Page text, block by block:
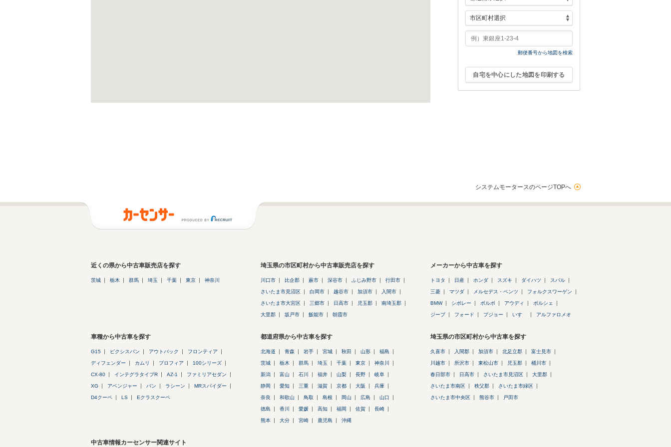
郵便番号から地図を検索
自宅を中心にした地図を印刷する
システムモータースのページTOPへ
近くの県から中古車販売店を探す
茨城 栃木 群馬 埼玉 千葉 東京 神奈川
埼玉県の市区町村から中古車販売店を探す
川口市 比企郡 蕨市 深谷市 ふじみ野市 行田市
さいたま市見沼区 白岡市 越谷市 加須市 入間市
さいたま市大宮区 三郷市 日高市 児玉郡 南埼玉郡
大里郡 坂戸市 飯能市 朝霞市
メーカーから中古車を探す
トヨタ 日産 ホンダ スズキ ダイハツ スバル
三菱 マツダ メルセデス・ベンツ フォルクスワーゲン
BMW シボレー ボルボ アウディ ポルシェ
ジープ フォード プジョー いすゞ アルファロメオ
車種から中古車を探す
G15 ピクシスバン アウトバック フロンティア
ディフェンダー カムリ プロフィア 100シリーズ
CX-80 インテグラタイプR AZ-1 ファミリアセダン
XG アベンジャー バン ラシーン MRスパイダー
D4クーペ LS Eクラスクーペ
都道府県から中古車を探す
北海道 青森 岩手 宮城 秋田 山形 福島
茨城 栃木 群馬 埼玉 千葉 東京 神奈川
新潟 富山 石川 福井 山梨 長野 岐阜
静岡 愛知 三重 滋賀 京都 大阪 兵庫
奈良 和歌山 鳥取 島根 岡山 広島 山口
徳島 香川 愛媛 高知 福岡 佐賀 長崎
熊本 大分 宮崎 鹿児島 沖縄
埼玉県の市区町村から中古車を探す
久喜市 入間郡 加須市 北足立郡 富士見市
川越市 所沢市 東松山市 児玉郡 桶川市
春日部市 日高市 さいたま市見沼区 大里郡
さいたま市南区 秩父郡 さいたま市緑区
さいたま市中央区 熊谷市 戸田市
中古車情報カーセンサー関連サイト